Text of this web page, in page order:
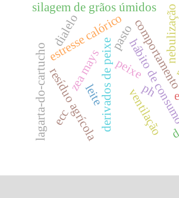
peixe
derivados de peixehábito de
estresse calórico nebulização
ventilação
ph
resíduo agrícola
lagarta-do-cartucho zea mays
silagem de grãos úmidos
pasto
leite
ecc
dialelo